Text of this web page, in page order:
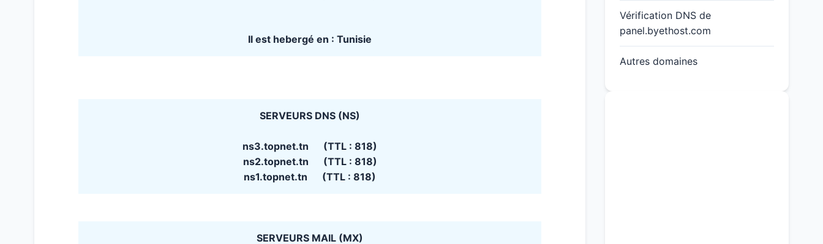
Il est hebergé en : Tunisie
SERVEURS DNS (NS)
ns3.topnet.tn (TTL : 818)
ns2.topnet.tn (TTL : 818)
ns1.topnet.tn (TTL : 818)
SERVEURS MAIL (MX)
Vérification DNS de
panel.byethost.com
Autres domaines